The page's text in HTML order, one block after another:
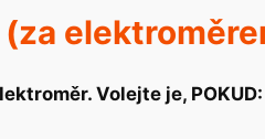
Volejte je,